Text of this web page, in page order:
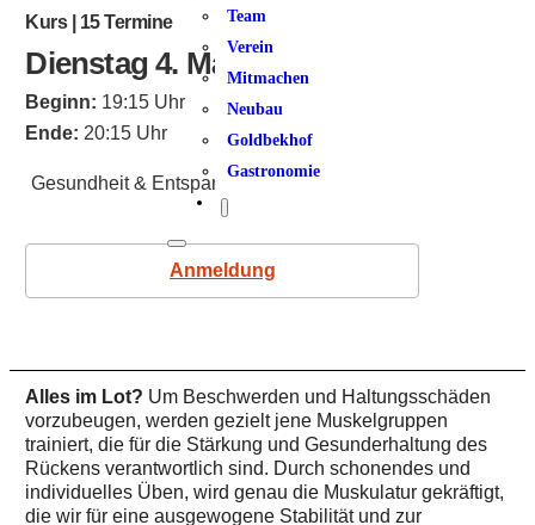
Team
Verein
Mitmachen
Neubau
Goldbekhof
Gastronomie
Kurs | 15 Termine
Dienstag 4. März 2025
Beginn: 19:15 Uhr
Ende: 20:15 Uhr
Gesundheit & Entspannung
Anmeldung
Alles im Lot? Um Beschwerden und Haltungsschäden
vorzubeugen, werden gezielt jene Muskelgruppen
trainiert, die für die Stärkung und Gesunderhaltung des
Rückens verantwortlich sind. Durch schonendes und
individuelles Üben, wird genau die Muskulatur gekräftigt,
die wir für eine ausgewogene Stabilität und zur